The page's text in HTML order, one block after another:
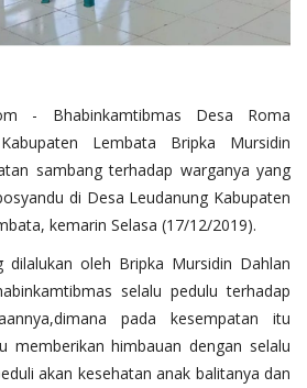
- Bhabinkamtibmas Desa Roma
Lembata Bripka Mursidin
sambang terhadap warganya yang
di Desa Leudanung Kabupaten
kemarin Selasa (17/12/2019).
dilalukan oleh Bripka Mursidin Dahlan
selalu pedulu terhadap
pada kesempatan itu
memberikan himbauan dengan selalu
akan kesehatan anak balitanya dan